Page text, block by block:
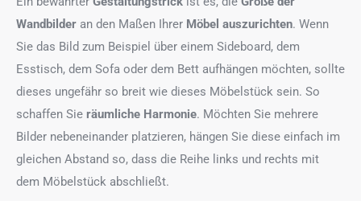
Wandbilder an den Maßen Ihrer Möbel auszurichten. Wenn
Sie das Bild zum Beispiel über einem Sideboard, dem
Esstisch, dem Sofa oder dem Bett aufhängen möchten, sollte
dieses ungefähr so breit wie dieses Möbelstück sein. So
schaffen Sie räumliche Harmonie. Möchten Sie mehrere
Bilder nebeneinander platzieren, hängen Sie diese einfach im
gleichen Abstand so, dass die Reihe links und rechts mit
dem Möbelstück abschließt.